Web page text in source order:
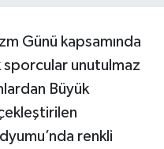
Günü kapsamında
unutulmaz
Büyük
renkli